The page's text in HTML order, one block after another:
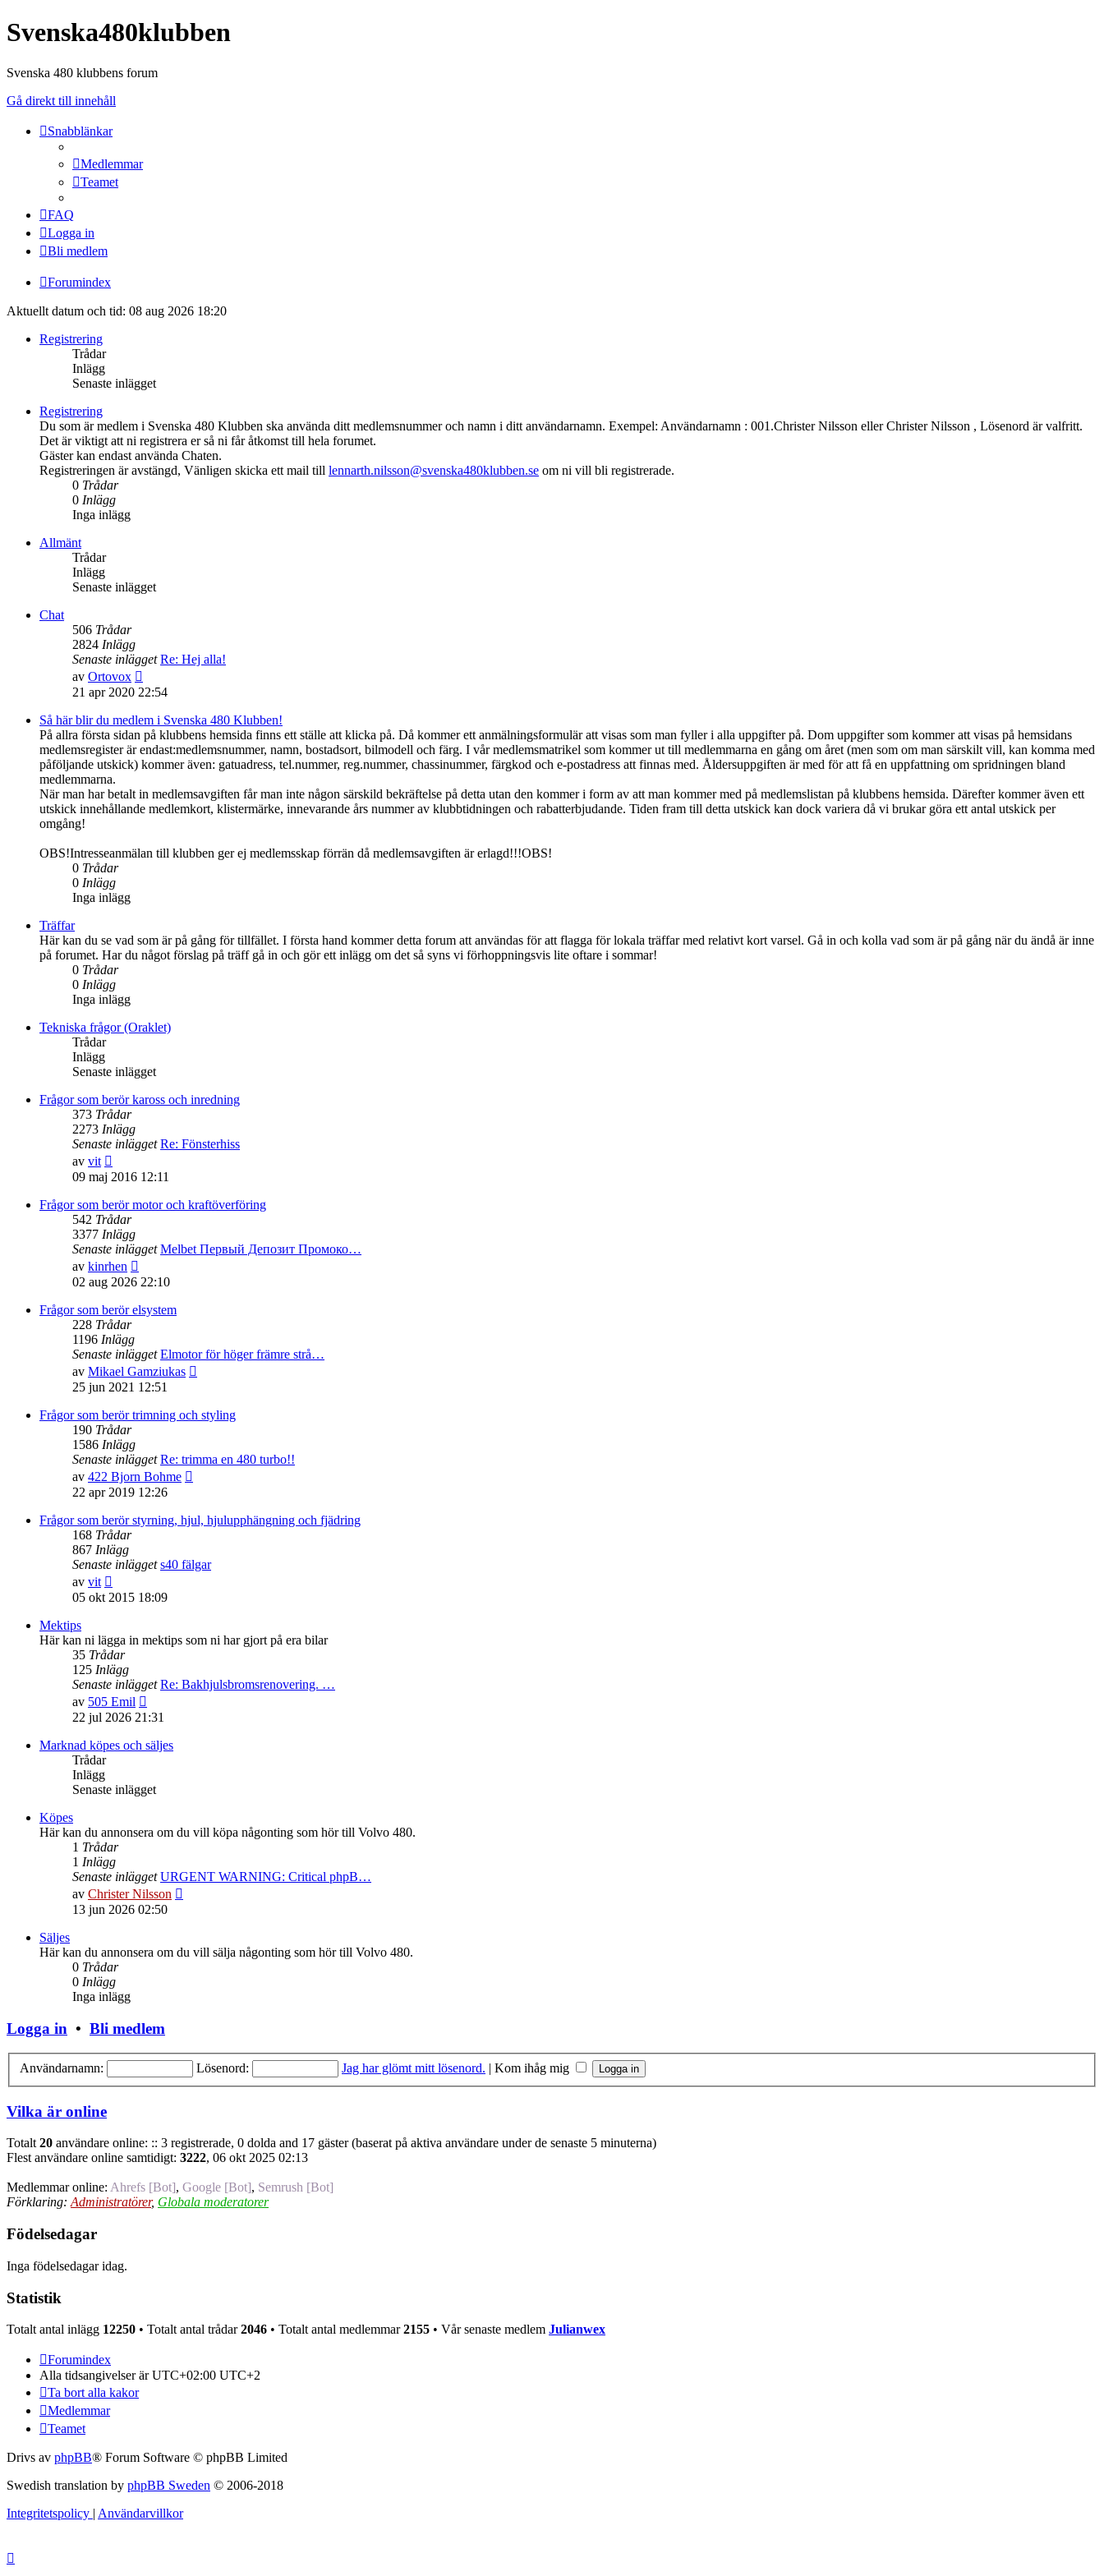
Svenska480klubben
Svenska 480 klubbens forum
Gå direkt till innehåll
Snabblänkar
Medlemmar
Teamet
FAQ
Logga in
Bli medlem
Forumindex
Aktuellt datum och tid: 08 aug 2026 18:20
Registrering
Trådar
Inlägg
Senaste inlägget
Registrering
Du som är medlem i Svenska 480 Klubben ska använda ditt medlemsnummer och namn i ditt användarnamn. Exempel: Användarnamn : 001.Christer Nilsson eller Christer Nilsson , Lösenord är valfritt.
Det är viktigt att ni registrera er så ni får åtkomst till hela forumet.
Gäster kan endast använda Chaten.
Registreringen är avstängd, Vänligen skicka ett mail till lennarth.nilsson@svenska480klubben.se om ni vill bli registrerade.
0 Trådar
0 Inlägg
Inga inlägg
Allmänt
Trådar
Inlägg
Senaste inlägget
Chat
506 Trådar
2824 Inlägg
Senaste inlägget Re: Hej alla!
av Ortovox
till
senaste
inlägget
21 apr 2020 22:54
Så här blir du medlem i Svenska 480 Klubben!
På allra första sidan på klubbens hemsida finns ett ställe att klicka på. Då kommer ett anmälningsformulär att visas som man fyller i alla uppgifter på. Dom uppgifter som kommer att visas på hemsidans
medlemsregister är endast:medlemsnummer, namn, bostadsort, bilmodell och färg. I vår medlemsmatrikel som kommer ut till medlemmarna en gång om året (men som om man särskilt vill, kan komma med
påföljande utskick) kommer även: gatuadress, tel.nummer, reg.nummer, chassinummer, färgkod och e-postadress att finnas med. Åldersuppgiften är med för att få en uppfattning om spridningen bland
medlemmarna.
När man har betalt in medlemsavgiften får man inte någon särskild bekräftelse på detta utan den kommer i form av att man kommer med på medlemslistan på klubbens hemsida. Därefter kommer även ett
utskick innehållande medlemkort, klistermärke, innevarande års nummer av klubbtidningen och rabatterbjudande. Tiden fram till detta utskick kan dock variera då vi brukar göra ett antal utskick per
omgång!
OBS!Intresseanmälan till klubben ger ej medlemsskap förrän då medlemsavgiften är erlagd!!!OBS!
0 Trådar
0 Inlägg
Inga inlägg
Träffar
Här kan du se vad som är på gång för tillfället. I första hand kommer detta forum att användas för att flagga för lokala träffar med relativt kort varsel. Gå in och kolla vad som är på gång när du ändå är inne
på forumet. Har du något förslag på träff gå in och gör ett inlägg om det så syns vi förhoppningsvis lite oftare i sommar!
0 Trådar
0 Inlägg
Inga inlägg
Tekniska frågor (Oraklet)
Trådar
Inlägg
Senaste inlägget
Frågor som berör kaross och inredning
373 Trådar
2273 Inlägg
Senaste inlägget Re: Fönsterhiss
av vit
till
senaste
inlägget
09 maj 2016 12:11
Frågor som berör motor och kraftöverföring
542 Trådar
3377 Inlägg
Senaste inlägget Melbet Первый Депозит Промоко…
av kinrhen
till
senaste
02 aug 2026 22:10
Frågor som berör elsystem
228 Trådar
1196 Inlägg
Senaste inlägget Elmotor för höger främre strå…
av Mikael Gamziukas
senaste
25 jun 2021 12:51
Frågor som berör trimning och styling
190 Trådar
1586 Inlägg
Senaste inlägget Re: trimma en 480 turbo!!
av 422 Bjorn Bohme
senaste
22 apr 2019 12:26
Frågor som berör styrning, hjul, hjulupphängning och fjädring
168 Trådar
867 Inlägg
Senaste inlägget s40 fälgar
av vit
till
inlägget
05 okt 2015 18:09
Mektips
Här kan ni lägga in mektips som ni har gjort på era bilar
35 Trådar
125 Inlägg
Senaste inlägget Re: Bakhjulsbromsrenovering. …
av 505 Emil
till
senaste
22 jul 2026 21:31
Marknad köpes och säljes
Trådar
Inlägg
Senaste inlägget
Köpes
Här kan du annonsera om du vill köpa någonting som hör till Volvo 480.
1 Trådar
1 Inlägg
Senaste inlägget URGENT WARNING: Critical phpB…
av Christer Nilsson
inlägget
13 jun 2026 02:50
Säljes
Här kan du annonsera om du vill sälja någonting som hör till Volvo 480.
0 Trådar
0 Inlägg
Inga inlägg
Logga in • Bli medlem
Användarnamn: Lösenord: Jag har glömt mitt lösenord. | Kom ihåg mig
Vilka är online
Totalt 20 användare online: :: 3 registrerade, 0 dolda and 17 gäster (baserat på aktiva användare under de senaste 5 minuterna)
Flest användare online samtidigt: 3222, 06 okt 2025 02:13
Medlemmar online: Ahrefs [Bot], Google [Bot], Semrush [Bot]
Förklaring: Administratörer, Globala moderatorer
Födelsedagar
Inga födelsedagar idag.
Statistik
Totalt antal inlägg 12250 • Totalt antal trådar2046 • Totalt antal medlemmar2155 • Vår senaste medlem Julianwex
Forumindex
Alla tidsangivelser är UTC+02:00 UTC+2
Ta bort alla kakor
Medlemmar
Teamet
Drivs av phpBB® Forum Software © phpBB Limited
Swedish translation by phpBB Sweden © 2006-2018
Integritetspolicy | Användarvillkor